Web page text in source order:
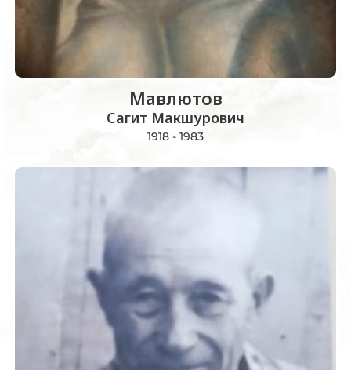
Мавлютов
Сагит Макшурович
1918 - 1983